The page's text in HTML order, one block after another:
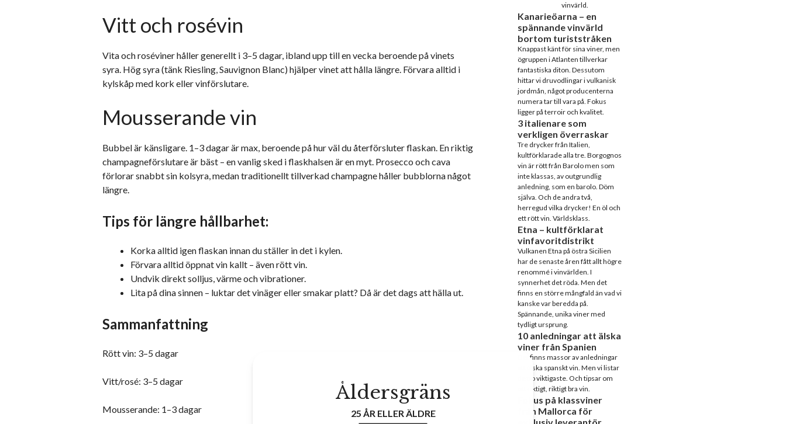
Vitt och rosévin
Vita och roséviner håller generellt i 3–5 dagar, ibland upp till en vecka beroende på vinets
syra. Hög syra (tänk Riesling, Sauvignon Blanc) hjälper vinet att hålla längre. Förvara alltid i
kylskåp med kork eller vinförslutare.
Mousserande vin
Bubbel är känsligare. 1–3 dagar är max, beroende på hur väl du återförsluter flaskan. En riktig
champagneförslutare är bäst – en vanlig sked i flaskhalsen är en myt. Prosecco och cava
förlorar snabbt sin kolsyra, medan traditionellt tillverkad champagne håller bubblorna något
längre.
Tips för längre hållbarhet:
Korka alltid igen flaskan innan du ställer in det i kylen.
Förvara alltid öppnat vin kallt – även rött vin.
Undvik direkt solljus, värme och vibrationer.
Lita på dina sinnen – luktar det vinäger eller smakar platt? Då är det dags att hälla ut.
Sammanfattning
Rött vin: 3–5 dagar
Vitt/rosé: 3–5 dagar
Mousserande: 1–3 dagar
vinvärld.
Kanarieöarna – en
spännande vinvärld
bortom turiststråken
Knappast känt för sina viner, men
ögruppen i Atlanten tillverkar
fantastiska diton. Dessutom
hittar vi druvodlingar i vulkanisk
jordmån, något producenterna
numera tar till vara på. Fokus
ligger på terroir och kvalitet.
3 italienare som
verkligen överraskar
Tre drycker från Italien,
kultförklarade alla tre. Borgognos
vin är rött från Barolo men som
inte klassas, av outgrundlig
anledning, som en barolo. Döm
själva. Och de andra två,
herregud vilka drycker! En öl och
ett rött vin. Världsklass.
Etna – kultförklarat
vinfavoritdistrikt
Vulkanen Etna på östra Sicilien
har de senaste åren fått allt högre
renommé i vinvärlden. I
synnerhet det röda. Men det
finns en större mångfald än vad vi
kanske var beredda på.
Spännande, unika viner med
tydligt ursprung.
10 anledningar att älska
viner från Spanien
Det finns massor av anledningar
att älska spanskt vin. Men vi listar
de tio viktigaste. Och tipsar om
ett riktigt, riktigt bra vin.
Fokus på klassviner
från Mallorca för
Åldersgräns
25 ÅR ELLER ÄLDRE